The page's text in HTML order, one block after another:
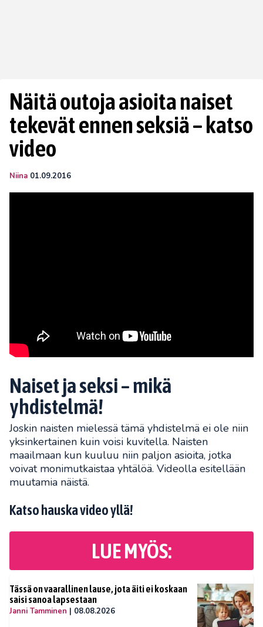
Näitä outoja asioita naiset
tekevät ennen seksiä – katso
video
Niina 01.09.2016
Naiset ja seksi – mikä
yhdistelmä!
Joskin naisten mielessä tämä yhdistelmä ei ole niin
yksinkertainen kuin voisi kuvitella. Naisten
maailmaan kun kuuluu niin paljon asioita, jotka
voivat monimutkaistaa yhtälöä. Videolla esitellään
muutamia näistä.
Katso hauska video yllä!
LUE MYÖS:
Tässä on vaarallinen lause, jota äiti ei koskaan
saisi sanoa lapsestaan
Janni Tamminen | 08.08.2026